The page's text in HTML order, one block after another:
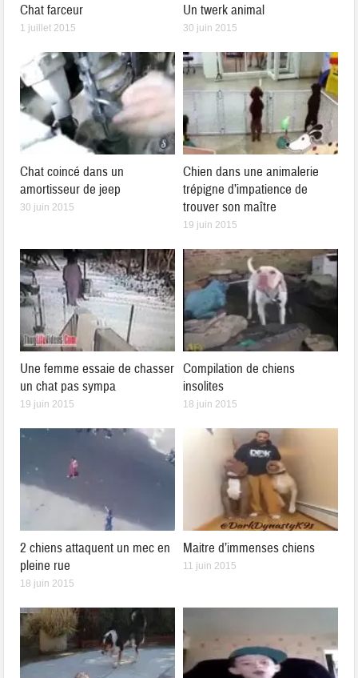
Chat farceur
1 juillet 2015
Un twerk animal
30 juin 2015
Chat coincé dans un
amortisseur de jeep
30 juin 2015
Chien dans une animalerie
trépigne d’impatience de
trouver son maître
19 juin 2015
Une femme essaie de chasser
un chat pas sympa
19 juin 2015
Compilation de chiens
insolites
18 juin 2015
2 chiens attaquent un mec en
pleine rue
18 juin 2015
Maitre d’immenses chiens
11 juin 2015